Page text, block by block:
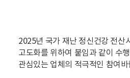
2025년 국가 재난 정신건강 전산
고도화를 위하여 붙임과 같이 수
관심있는 업체의 적극적인 참여바